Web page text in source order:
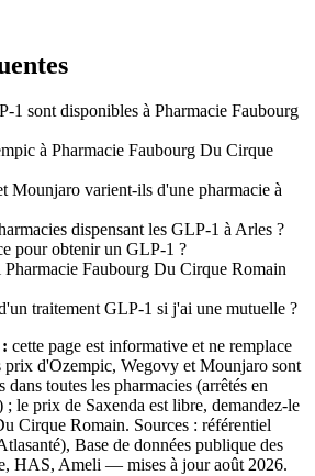
1 sont disponibles à Pharmacie Faubourg
à Pharmacie Faubourg Du Cirque
Mounjaro varient-ils d'une pharmacie à
dispensant les GLP-1 à Arles ?
pour obtenir un GLP-1 ?
Pharmacie Faubourg Du Cirque Romain
traitement GLP-1 si j'ai une mutuelle ?
cette page est informative et ne remplace
prix d'Ozempic, Wegovy et Mounjaro sont
dans toutes les pharmacies (arrêtés en
le prix de Saxenda est libre, demandez-le
Cirque Romain. Sources : référentiel
Base de données publique des
HAS, Ameli — mises à jour août 2026.